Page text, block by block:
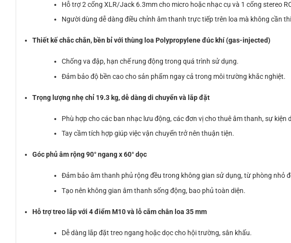
Hỗ trợ 2 cổng XLR/Jack 6.3mm cho micro hoặc nhạc cụ và 1 cổng stereo
Người dùng dễ dàng điều chỉnh âm thanh trực tiếp trên loa mà không cần
Thiết kế chắc chắn, bền bỉ với thùng loa Polypropylene đúc khí (gas-injected)
Chống va đập, hạn chế rung động trong quá trình sử dụng.
Đảm bảo độ bền cao cho sản phẩm ngay cả trong môi trường khắc nghiệt.
Trọng lượng nhẹ chỉ 19.3 kg, dễ dàng di chuyển và lắp đặt
Phù hợp cho các ban nhạc lưu động, các đơn vị cho thuê âm thanh, sự kiện
Tay cầm tích hợp giúp việc vận chuyển trở nên thuận tiện.
Góc phủ âm rộng 90° ngang x 60° dọc
Đảm bảo âm thanh phủ rộng đều trong không gian sử dụng, từ phòng nhỏ
Tạo nên không gian âm thanh sống động, bao phủ toàn diện.
Hỗ trợ treo lắp với 4 điểm M10 và lỗ cắm chân loa 35 mm
Dễ dàng lắp đặt treo ngang hoặc dọc cho hội trường, sân khấu.